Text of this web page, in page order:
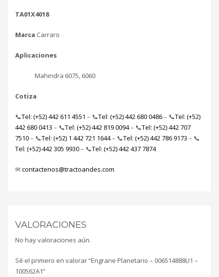
TA01X4018
Marca Carraro
Aplicaciones
Mahindra 6075, 6060
Cotiza
📞Tel: (+52) 442 611 4551 – 📞Tel: (+52) 442 680 0486– 📞Tel: (+52)
442 680 0413 – 📞Tel: (+52) 442 819 0094– 📞Tel: (+52) 442 707
7510– 📞Tel: (+52) 1 442 721 1644– 📞Tel: (+52) 442 786 9173 – 📞
Tel: (+52) 442 305 9930– 📞Tel: (+52) 442 437 7874
✉ contactenos@tractoandes.com
VALORACIONES
No hay valoraciones aún.
Sé el primero en valorar “Engrane Planetario – 006514888U1 –
100562A1”